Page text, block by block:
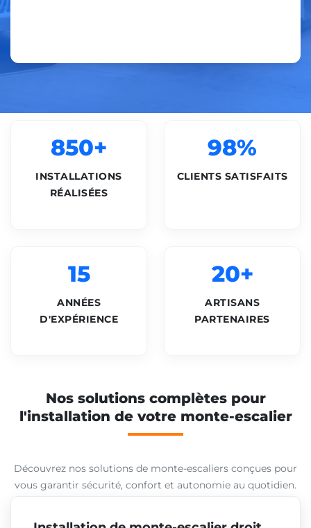
850+
INSTALLATIONS
RÉALISÉES
98%
CLIENTS SATISFAITS
15
ANNÉES
D'EXPÉRIENCE
20+
ARTISANS
PARTENAIRES
Nos solutions complètes pour
l'installation de votre monte-escalier
Découvrez nos solutions de monte-escaliers conçues pour
vous garantir sécurité, confort et autonomie au quotidien.